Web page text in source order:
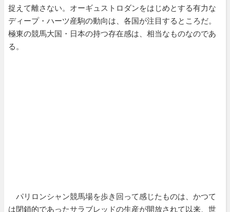
捉えて離さない。オーギュストロダンをはじめとする有力な
ディープ・ハーツ産駒の動向は、各国が注目するところだ。
極東の競馬大国・日本の持つ存在感は、相当なものなのであ
る。
パリロンシャン競馬場を歩き回って感じたものは、かつて
は閉鎖的であったサラブレッドの生産が開放されて以来、世